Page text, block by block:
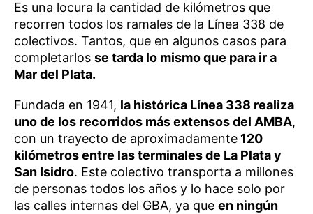
Es una locura la cantidad de kilómetros que
recorren todos los ramales de la Línea 338 de
colectivos. Tantos, que en algunos casos para
completarlos se tarda lo mismo que para ir a
Mar del Plata.
Fundada en 1941, la histórica Línea 338 realiza
uno de los recorridos más extensos del AMBA,
con un trayecto de aproximadamente 120
kilómetros entre las terminales de La Plata y
San Isidro. Este colectivo transporta a millones
de personas todos los años y lo hace solo por
las calles internas del GBA, ya que en ningún